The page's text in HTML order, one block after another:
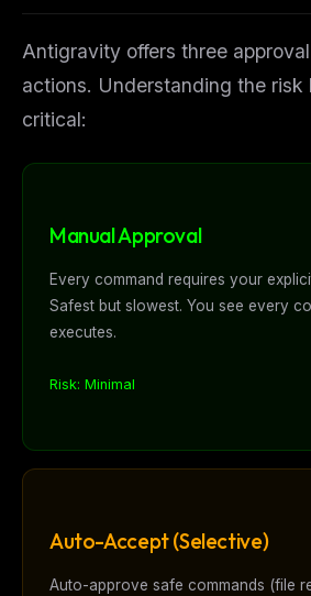
Antigravity offers three
actions. Understanding the risk
critical:
Manual Approval
Every command requires your
Safest but slowest. You see every
executes.
Risk: Minimal
Auto-Accept (Selective)
Auto-approve safe commands (file